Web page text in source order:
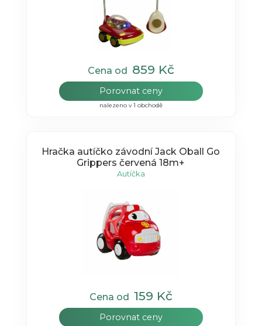
Cena od 859 Kč
Porovnat ceny
nalezeno v 1 obchodě
Hračka autíčko závodní Jack Oball Go
Grippers červená 18m+
Autíčka
Cena od 159 Kč
Porovnat ceny